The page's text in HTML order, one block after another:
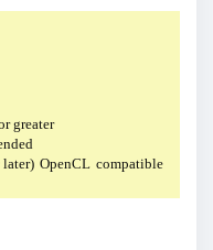
greater
OpenCL compatible